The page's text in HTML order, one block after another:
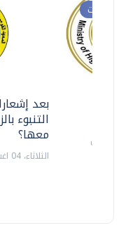
بعد
التنبوء
معها؟
الثلاثاء، 04 اغسطس 2026 04:04 م
وحوارات